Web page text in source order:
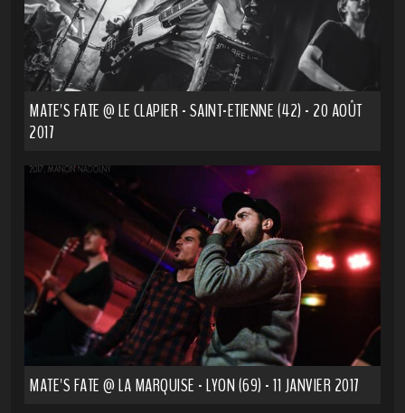
MATE'S FATE @ LE CLAPIER - SAINT-ETIENNE (42) - 20 AOÛT
2017
MATE'S FATE @ LA MARQUISE - LYON (69) - 11 JANVIER 2017